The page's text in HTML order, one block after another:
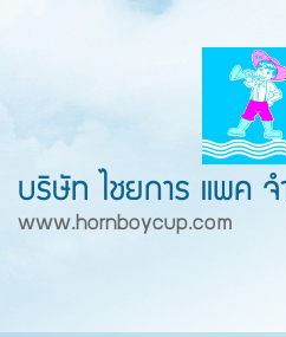
บริษัท ไชยการ แพค จ
www.hornboycup.com